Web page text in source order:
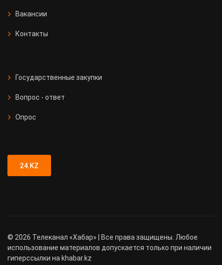
Вакансии
Контакты
Государственные закупки
Вопрос - ответ
Опрос
24.KZ
© 2026 Телеканал «Хабар» | Все права защищены. Любое
использование материалов допускается только при наличии
гиперссылки на khabar.kz